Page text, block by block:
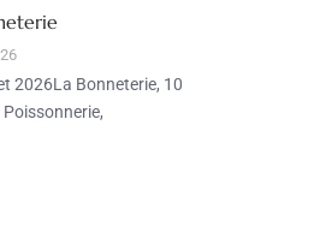
2026La Bonneterie, 10
Poissonnerie,